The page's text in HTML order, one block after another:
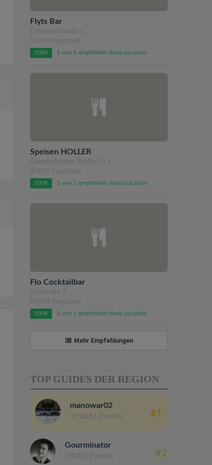
Flyts Bar
Griesmühlstraße 2
85049 Ingolstadt
100% 1 von 1 empfehlen diese Location
Speisen HOLLER
Gaimersheimer Straße 73 a
85057 Ingolstadt
100% 1 von 1 empfehlen diese Location
Flo Cocktailbar
Dollstraße 7
85049 Ingolstadt
100% 1 von 1 empfehlen diese Location
Mehr Empfehlungen
TOP GUIDES DER REGION
manowar02
193861 Punkte #1
Gourminator
28083 Punkte #2